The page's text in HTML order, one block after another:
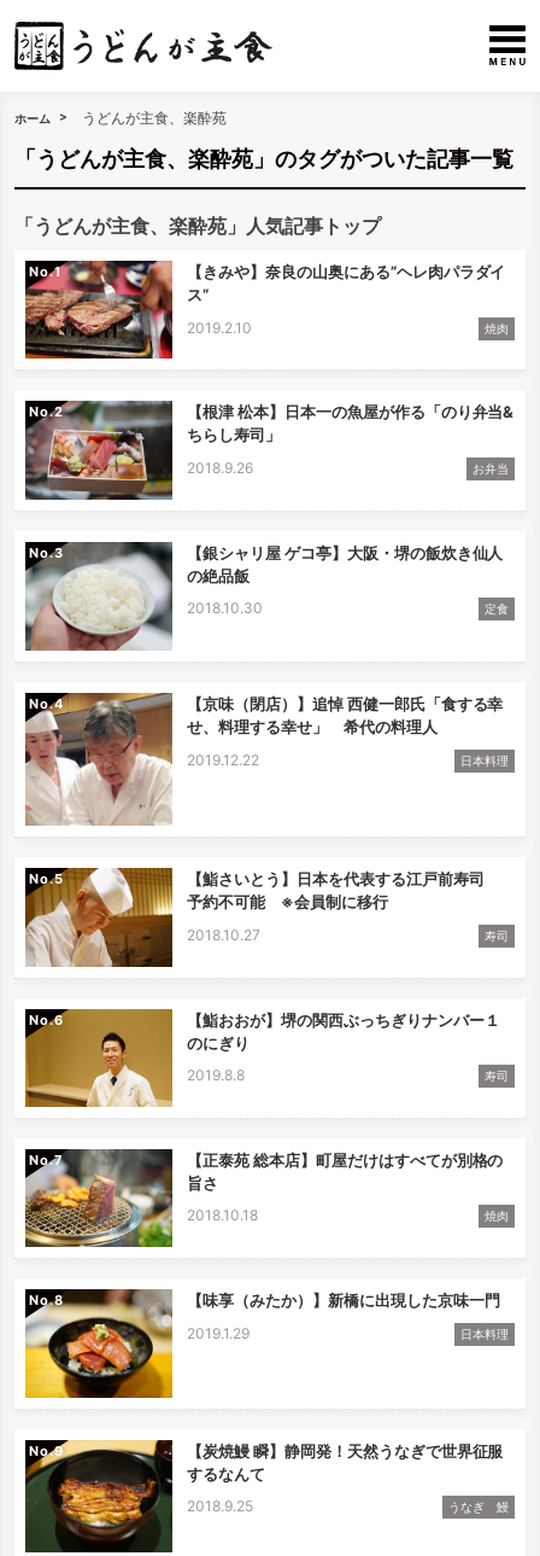
ホーム うどんが主食、楽酔苑
「うどんが主食、楽酔苑」のタグがついた記事一覧
「うどんが主食、楽酔苑」人気記事トップ
No.
【きみや】奈良の山奥にある”ヘレ肉パラダイ
ス”
2019.2.10 焼肉
No.
【根津 松本】日本一の魚屋が作る「のり弁当&
ちらし寿司」
2018.9.26 お弁当
No.
【銀シャリ屋 ゲコ亭】大阪・堺の飯炊き仙人
の絶品飯
2018.10.30 定食
No.
【京味（閉店）】追悼 西健一郎氏「食する幸
せ、料理する幸せ」 希代の料理人
2019.12.22 日本料理
No.
【鮨さいとう】日本を代表する江戸前寿司
予約不可能 ※会員制に移行
2018.10.27 寿司
No.
【鮨おおが】堺の関西ぶっちぎりナンバー１
のにぎり
2019.8.8 寿司
No.
【正泰苑 総本店】町屋だけはすべてが別格の
旨さ
2018.10.18 焼肉
No. 【味享（みたか）】新橋に出現した京味一門
2019.1.29 日本料理
No.
【炭焼鰻 瞬】静岡発！天然うなぎで世界征服
するなんて
2018.9.25 うなぎ 鰻